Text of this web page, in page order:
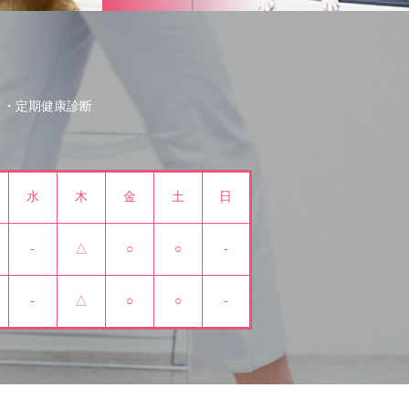
定期健康診断
水 木 金 土 日
- △ ○ ○ -
- △ ○ ○ -